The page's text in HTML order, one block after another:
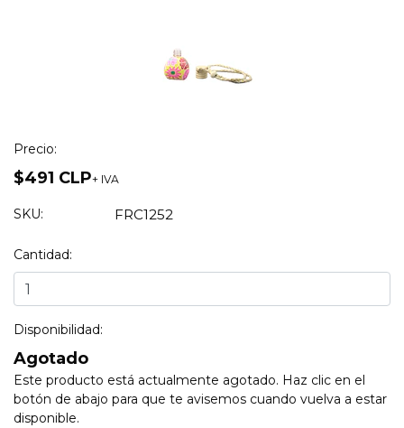
Precio:
$491 CLP+ IVA
SKU: FRC1252
Cantidad:
Disponibilidad:
Agotado
Este producto está actualmente agotado. Haz clic en el
botón de abajo para que te avisemos cuando vuelva a estar
disponible.